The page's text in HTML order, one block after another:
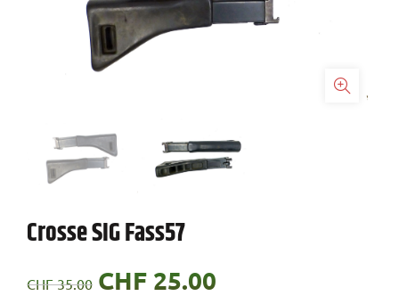
Crosse SIG Fass57
CHF35.00 Le
CHF 25.00